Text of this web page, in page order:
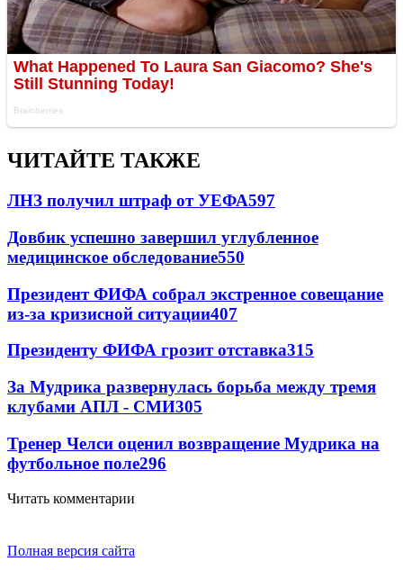
ЧИТАЙТЕ ТАКЖЕ
ЛНЗ получил штраф от УЕФА597
Довбик успешно завершил углубленное
медицинское обследование550
Президент ФИФА собрал экстренное совещание
из-за кризисной ситуации407
Президенту ФИФА грозит отставка315
За Мудрика развернулась борьба между тремя
клубами АПЛ - СМИ305
Тренер Челси оценил возвращение Мудрика на
футбольное поле296
Читать комментарии
Полная версия сайта